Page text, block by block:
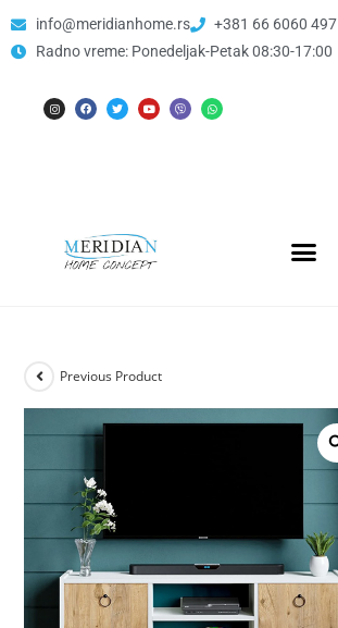
info@meridianhome.rs
+381 66 6060 497
Radno vreme: Ponedeljak-Petak 08:30-17:00
Previous Product